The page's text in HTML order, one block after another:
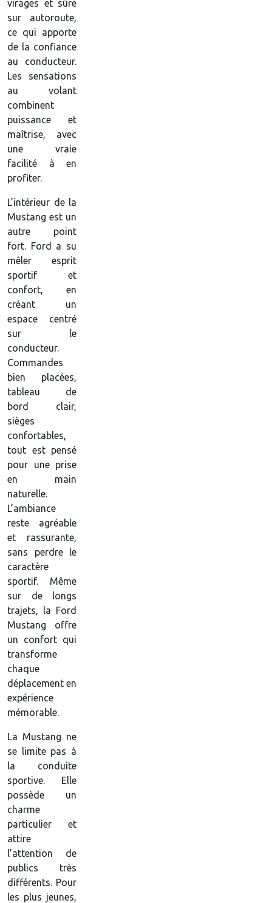
virages et sûre
sur autoroute,
ce qui apporte
de la confiance
au conducteur.
Les sensations
au volant
combinent
puissance et
maîtrise, avec
une vraie
facilité à en
profiter.
L’intérieur de la
Mustang est un
autre point
fort. Ford a su
mêler esprit
sportif et
confort, en
créant un
espace centré
sur le
conducteur.
Commandes
bien placées,
tableau de
bord clair,
sièges
confortables,
tout est pensé
pour une prise
en main
naturelle.
L’ambiance
reste agréable
et rassurante,
sans perdre le
caractère
sportif. Même
sur de longs
trajets, la Ford
Mustang offre
un confort qui
transforme
chaque
déplacement en
expérience
mémorable.
La Mustang ne
se limite pas à
la conduite
sportive. Elle
possède un
charme
particulier et
attire
l’attention de
publics très
différents. Pour
les plus jeunes,